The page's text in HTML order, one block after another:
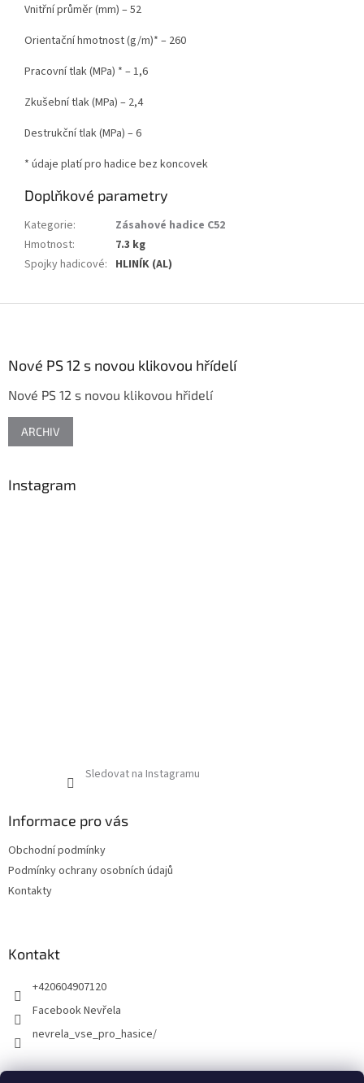
Vnitřní průměr (mm) – 52
Orientační hmotnost (g/m)* – 260
Pracovní tlak (MPa) * – 1,6
Zkušební tlak (MPa) – 2,4
Destrukční tlak (MPa) – 6
* údaje platí pro hadice bez koncovek
Doplňkové parametry
Kategorie:
Zásahové hadice C52
Hmotnost:
7.3 kg
Spojky hadicové: HLINÍK (AL)
Nové PS 12 s novou klikovou hřídelí
Nové PS 12 s novou klikovou hřidelí
ARCHIV
Instagram
Sledovat na Instagramu
Informace pro vás
Obchodní podmínky
Podmínky ochrany osobních údajů
Kontakty
Kontakt
+420604907120
Facebook Nevřela
nevrela_vse_pro_hasice/